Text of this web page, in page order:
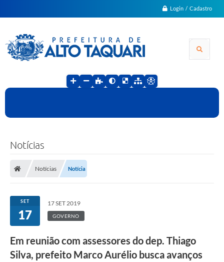
Login / Cadastro
Notícias
Notícias Notícia
SET
17
17 SET 2019
GOVERNO
Em reunião com assessores do dep. Thiago
Silva, prefeito Marco Aurélio busca avanços